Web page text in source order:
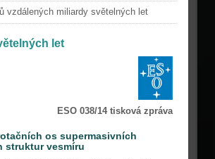
vzdálených miliardy světelných let
let
ESO 038/14 tisková zpráva
os supermasivních
struktur vesmíru